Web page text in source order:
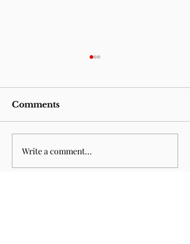
Sempre esteve para
acabar
Comments
Write a comment...